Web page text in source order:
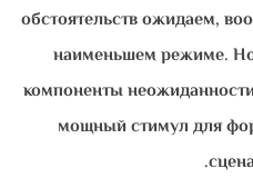
обстоятельств ожидаем,
наименьшем режиме.
компоненты
мощный стимул для